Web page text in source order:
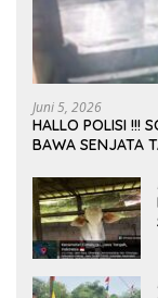
Juni 5, 2026
HALLO POLISI !!!
BAWA SENJATA